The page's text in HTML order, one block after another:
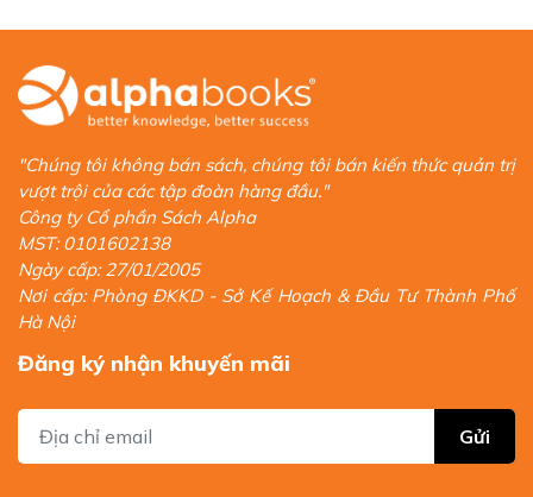
"Chúng tôi không bán sách, chúng tôi bán kiến thức quản trị
vượt trội của các tập đoàn hàng đầu."
Công ty Cổ phần Sách Alpha
MST: 0101602138
Ngày cấp: 27/01/2005
Nơi cấp: Phòng ĐKKD - Sở Kế Hoạch & Đầu Tư Thành Phố
Hà Nội
Đăng ký nhận khuyến mãi
Gửi